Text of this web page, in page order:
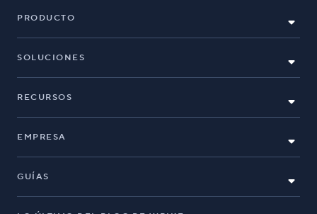
PRODUCTO
SOLUCIONES
RECURSOS
EMPRESA
GUÍAS